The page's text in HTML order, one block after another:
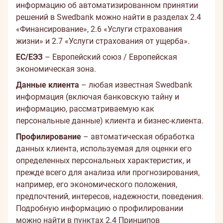
информацию об автоматизированном принятии
решений в Swedbank можно найти в разделах 2.4
«Финансирование», 2.6 «Услуги страхования
жизни» и 2.7 «Услуги страхования от ущерба».
ЕС/ЕЭЗ – Европейский союз / Европейская
экономическая зона.
Данные клиента – любая известная Swedbank
информация (включая банковскую тайну и
информацию, рассматриваемую как
персональные данные) клиента и бизнес-клиента.
Профилирование – автоматическая обработка
данных клиента, используемая для оценки его
определенных персональных характеристик, и
прежде всего для анализа или прогнозирования,
например, его экономического положения,
предпочтений, интересов, надежности, поведения.
Подробную информацию о профилировании
можно найти в пунктах 2.4 Принципов